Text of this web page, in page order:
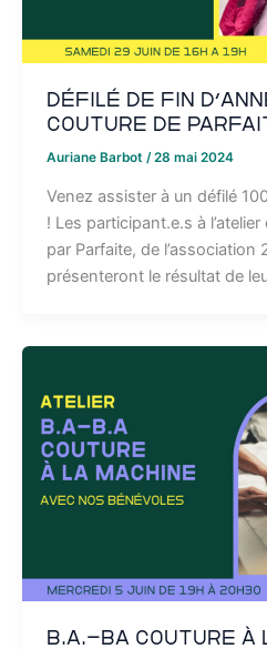
Défilé de fin
couture de
Auriane Barbot /28 mai 2024
Venez assister à un défilé
! Les participant.e.s à
par Parfaite, de l’association
présenteront le résultat de
B.A.-BA couture à